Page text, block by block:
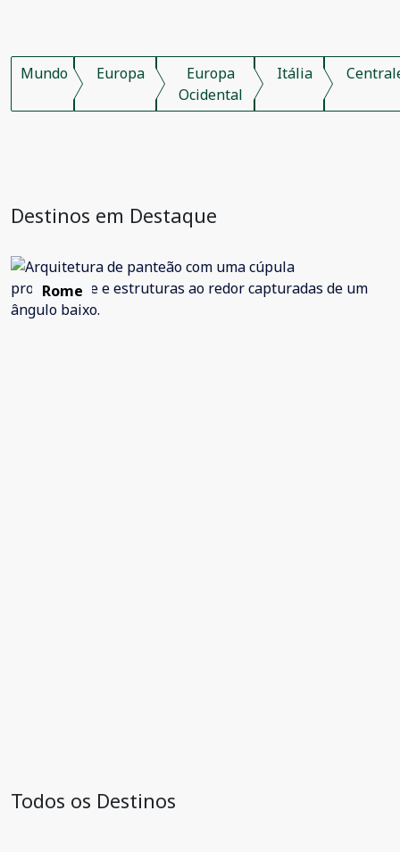
Mundo Europa
Europa
Ocidental
Itália
Destinos em Destaque
Rome
Todos os Destinos